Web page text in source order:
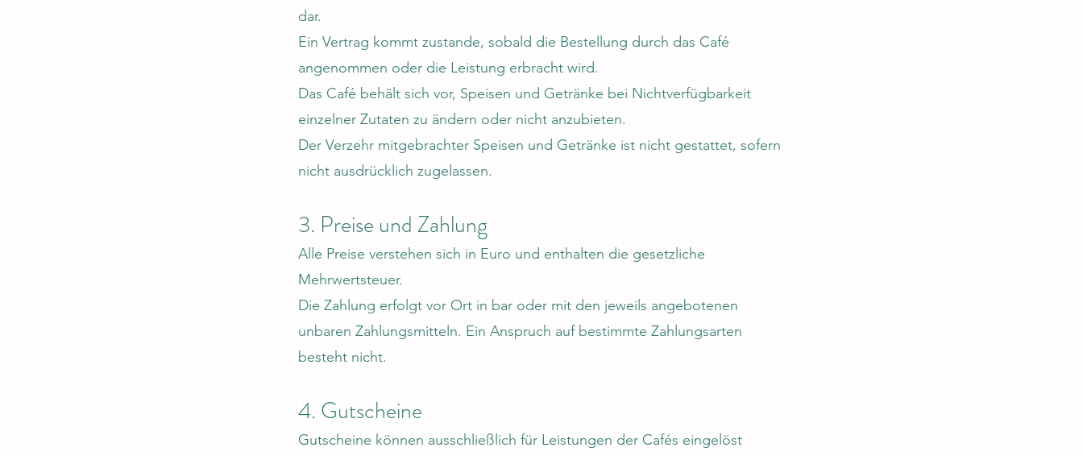
dar.
Ein Vertrag kommt zustande, sobald die Bestellung durch das Café
angenommen oder die Leistung erbracht wird.
Das Café behält sich vor, Speisen und Getränke bei Nichtverfügbarkeit
einzelner Zutaten zu ändern oder nicht anzubieten.
Der Verzehr mitgebrachter Speisen und Getränke ist nicht gestattet, sofern
nicht ausdrücklich zugelassen.
3. Preise und Zahlung
Alle Preise verstehen sich in Euro und enthalten die gesetzliche
Mehrwertsteuer.
Die Zahlung erfolgt vor Ort in bar oder mit den jeweils angebotenen
unbaren Zahlungsmitteln. Ein Anspruch auf bestimmte Zahlungsarten
besteht nicht.
4. Gutscheine
Gutscheine können ausschließlich für Leistungen der Cafés eingelöst